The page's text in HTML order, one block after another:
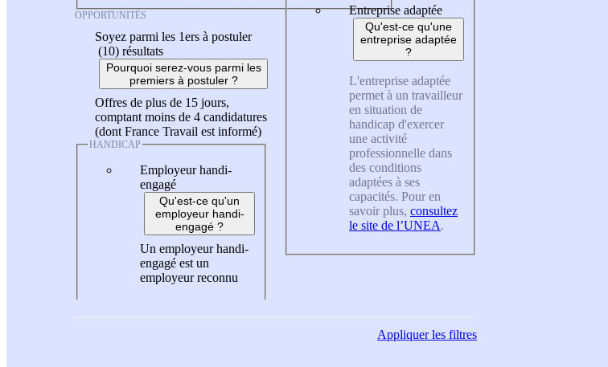
OPPORTUNITÉS
Soyez parmi les 1ers à postuler
(10) résultats
Pourquoi serez-vous parmi les
premiers à postuler ?
Offres de plus de 15 jours,
comptant moins de 4 candidatures
(dont France Travail est informé)
HANDICAP
Employeur handi-
engagé
Qu'est-ce qu'un
employeur handi-
engagé ?
Un employeur handi-
engagé est un
employeur reconnu
Entreprise adaptée
Qu'est-ce qu'une
entreprise adaptée
?
L'entreprise adaptée
permet à un travailleur
en situation de
handicap d'exercer
une activité
professionnelle dans
des conditions
adaptées à ses
capacités. Pour en
savoir plus, consultez
le site de l’UNEA.
Appliquerles filtres